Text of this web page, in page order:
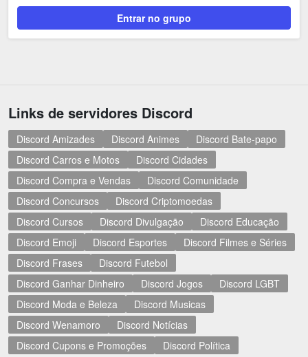
Entrar no grupo
Links de servidores Discord
Discord Amizades Discord Animes
Discord Bate-papo
Discord Carros e Motos
Discord Cidades
Discord Compra e Vendas
Discord Comunidade
Discord Concursos
Discord Criptomoedas
Discord Cursos
Discord Divulgação
Discord Educação
Discord Emoji
Discord Esportes
Discord Filmes e Séries
Discord Frases
Discord Futebol
Discord Ganhar Dinheiro
Discord Jogos
Discord LGBT
Discord Moda e Beleza
Discord Musicas
Discord Wenamoro
Discord Notícias
Discord Cupons e Promoções
Discord Política